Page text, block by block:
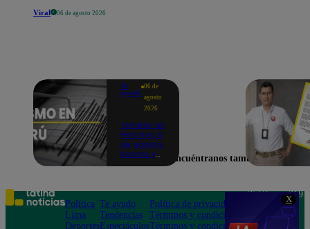
X
Viral 06 de agosto 2026
Te
ayudo
06 de
agosto
2026
Temblor en
Perú hoy, 6
de agosto:
horario y
según IGP
Encuéntranos también en
Política
Lima
Deportes
Te ayudo
Tendencias
Espectáculos
Política de privacidad
Términos y condiciones
Términos y condiciones
Teléfono: 219
Av. San